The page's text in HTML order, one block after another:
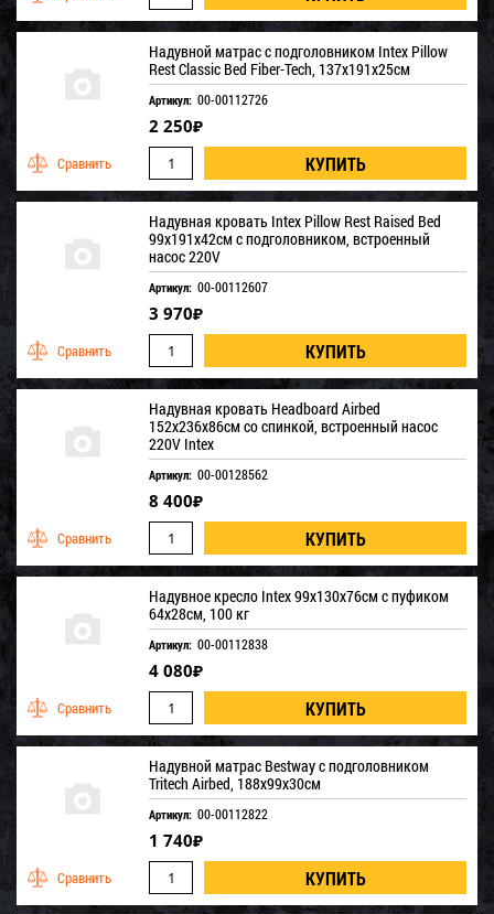
Надувной матрас с подголовником Intex Pillow
Rest Classic Bed Fiber-Tech, 137х191х25см
Артикул: 00-00112726
2 250₽
Надувная кровать Intex Pillow Rest Raised Bed
99х191х42см с подголовником, встроенный
насос 220V
Артикул: 00-00112607
3 970₽
Надувная кровать Headboard Airbed
152х236х86см со спинкой, встроенный насос
220V Intex
Артикул: 00-00128562
8 400₽
Надувное кресло Intex 99х130х76см с пуфиком
64х28см, 100 кг
Артикул: 00-00112838
4 080₽
Надувной матрас Bestway с подголовником
Tritech Airbed, 188x99x30см
Артикул: 00-00112822
1 740₽